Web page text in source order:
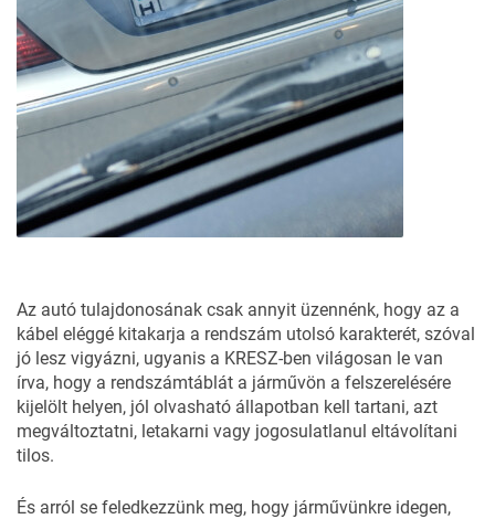
Az autó tulajdonosának csak annyit üzennénk, hogy az a
kábel eléggé kitakarja a rendszám utolsó karakterét, szóval
jó lesz vigyázni, ugyanis a KRESZ-ben világosan le van
írva, hogy a rendszámtáblát a járművön a felszerelésére
kijelölt helyen, jól olvasható állapotban kell tartani, azt
megváltoztatni, letakarni vagy jogosulatlanul eltávolítani
tilos.
És arról se feledkezzünk meg, hogy járművünkre idegen,